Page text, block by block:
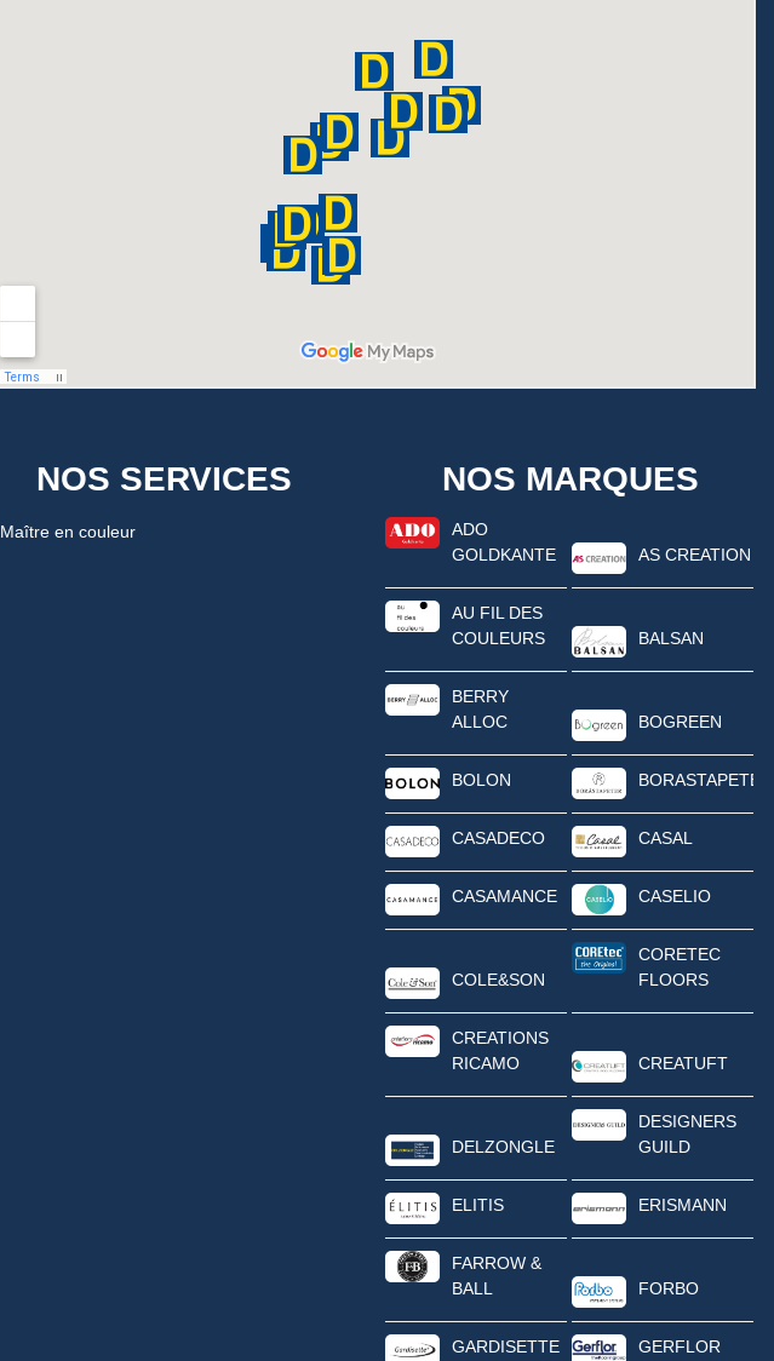
NOS SERVICES
Maître en couleur
NOS MARQUES
ADO
GOLDKANTE
AS CREATION
AU FIL DES
COULEURS
BALSAN
BERRY
ALLOC
BOGREEN
BOLON BORASTAPETER
CASADECO CASAL
CASAMANCE CASELIO
COLE&SON
CORETEC
FLOORS
CREATIONS
RICAMO
CREATUFT
DELZONGLE
DESIGNERS
GUILD
ELITIS ERISMANN
FARROW &
BALL
FORBO
GARDISETTE GERFLOR